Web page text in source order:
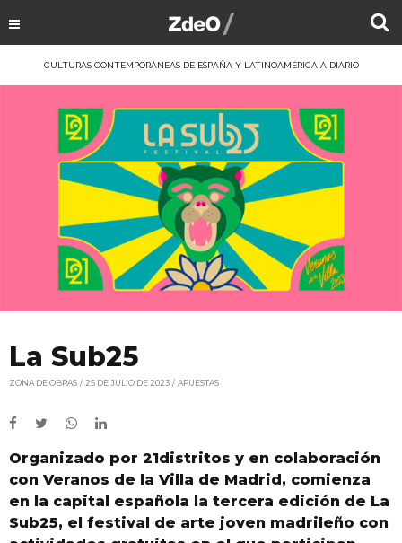
CULTURAS CONTEMPORÁNEAS DE ESPAÑA Y LATINOAMÉRICA A DIARIO
La Sub25
ZONA DE OBRAS 25 DE JULIO DE 2023 APUESTAS
Organizado por 21distritos y en colaboración
con Veranos de la Villa de Madrid, comienza
en la capital española la tercera edición de La
Sub25, el festival de arte joven madrileño con